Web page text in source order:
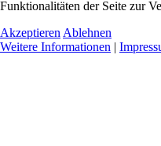
Funktionalitäten der Seite zur
Akzeptieren Ablehnen
Weitere Informationen |